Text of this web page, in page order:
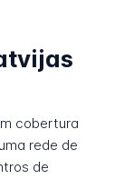
cobertura
rede de
de